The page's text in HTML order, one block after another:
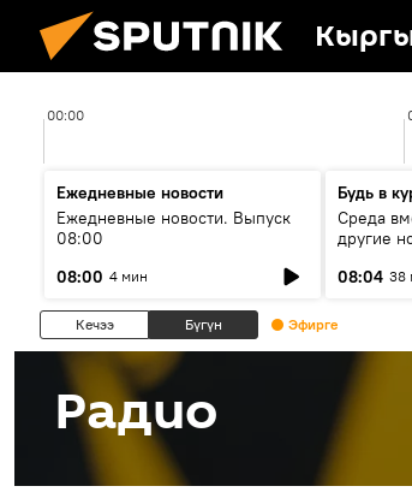
00:00
Ежедневные новости
Ежедневные новости. Выпуск
08:00
08:00 4 мин
Будь в
Среда
другие
08:04 38
Кечээ Бүгүн Эфирге
Радио